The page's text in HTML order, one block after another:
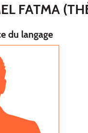
FATMA
du langage